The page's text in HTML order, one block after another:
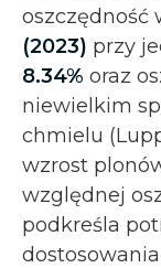
oszczędność
(2023) przy
8.34% oraz
niewielkim
chmielu
wzrost
względnej
podkreśla